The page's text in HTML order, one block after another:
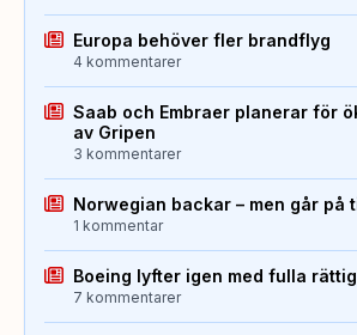
Europa behöver fler brandflyg
4 kommentarer
Saab och Embraer planerar för
av Gripen
3 kommentarer
Norwegian backar – men går på
1 kommentar
Boeing lyfter igen med fulla
7 kommentarer